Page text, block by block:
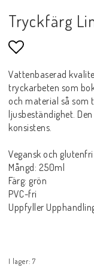
Tryckfärg
Lägg till i
Vattenbaserad
tryckarbeten som
och material så som
ljusbeständighet.
konsistens.
Vegansk och glutenfri
Mångd: 250ml
Färg: grön
PVC-fri
Uppfyller
I lager: 7